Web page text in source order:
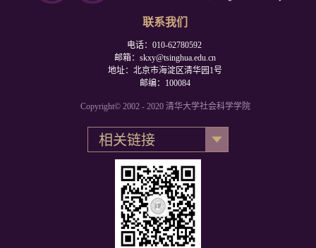
联系我们
电话：010-62780592
邮箱：skxy@tsinghua.edu.cn
地址：北京市海淀区清华园1号
邮编：100084
Copyright© 2002 - 2020 清华大学社会科学学院